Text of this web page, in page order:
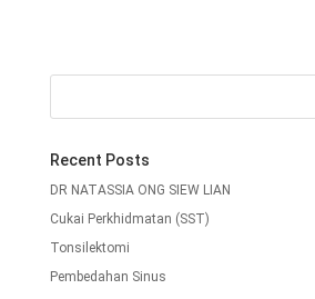
Recent Posts
DR NATASSIA ONG SIEW LIAN
Cukai Perkhidmatan (SST)
Tonsilektomi
Pembedahan Sinus